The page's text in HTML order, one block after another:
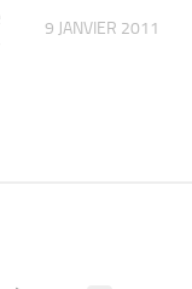
9 JANVIER 2011